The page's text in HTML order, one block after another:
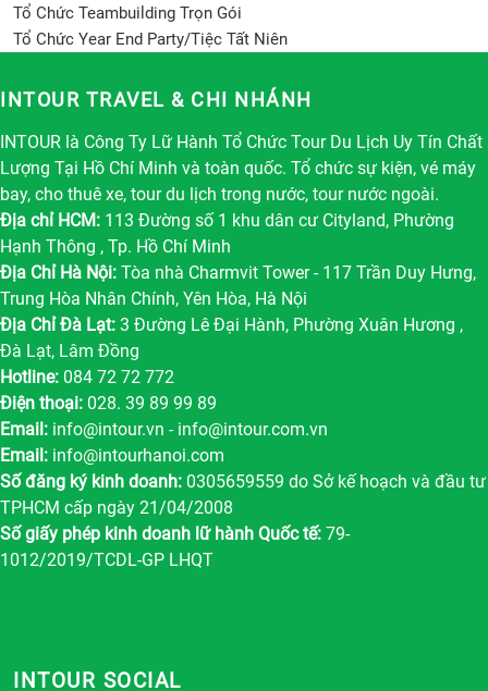
Tổ Chức Teambuilding Trọn Gói
Tổ Chức Year End Party/Tiệc Tất Niên
INTOUR TRAVEL & CHI NHÁNH
INTOUR là Công Ty Lữ Hành Tổ Chức Tour Du Lịch Uy Tín Chất
Lượng Tại Hồ Chí Minh và toàn quốc. Tổ chức sự kiện, vé máy
bay, cho thuê xe, tour du lịch trong nước, tour nước ngoài.
Địa chỉ HCM: 113 Đường số 1 khu dân cư Cityland, Phường
Hạnh Thông , Tp. Hồ Chí Minh
Địa Chỉ Hà Nội: Tòa nhà Charmvit Tower - 117 Trần Duy Hưng,
Trung Hòa Nhân Chính, Yên Hòa, Hà Nội
Địa Chỉ Đà Lạt: 3 Đường Lê Đại Hành, Phường Xuân Hương ,
Đà Lạt, Lâm Đồng
Hotline: 084 72 72 772
Điện thoại: 028. 39 89 99 89
Email: info@intour.vn - info@intour.com.vn
Email: info@intourhanoi.com
Số đăng ký kinh doanh: 0305659559 do Sở kế hoạch và đầu tư
TPHCM cấp ngày 21/04/2008
Số giấy phép kinh doanh lữ hành Quốc tế: 79-
1012/2019/TCDL-GP LHQT
INTOUR SOCIAL